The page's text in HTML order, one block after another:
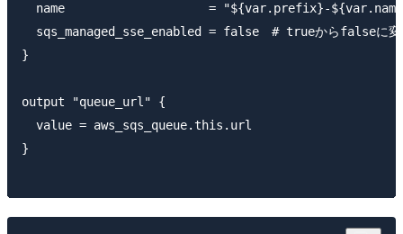
name                    = "${var.prefix}-
sqs_managed_sse_enabled = false　# trueからfalseに変
}
output "queue_url" {
  value = aws_sqs_queue.this.url
}